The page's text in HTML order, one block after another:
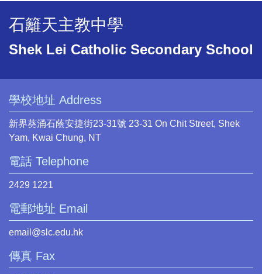
石籬天主教中學
Shek Lei Catholic Secondary School
學校地址 Address
新界葵涌石蔭安捷街23-31號 23-31 On Chit Street, Shek
Yam, Kwai Chung, NT
電話 Telephone
2429 1221
電郵地址 Email
email@slc.edu.hk
傳真 Fax